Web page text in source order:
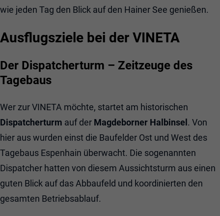
wie jeden Tag den Blick auf den Hainer See genießen.
Ausflugsziele bei der VINETA
Der Dispatcherturm – Zeitzeuge des
Tagebaus
Wer zur VINETA möchte, startet am historischen
Dispatcherturm auf der Magdeborner Halbinsel . Von
hier aus wurden einst die Baufelder Ost und West des
Tagebaus Espenhain überwacht. Die sogenannten
Dispatcher hatten von diesem Aussichtsturm aus einen
guten Blick auf das Abbaufeld und koordinierten den
gesamten Betriebsablauf.